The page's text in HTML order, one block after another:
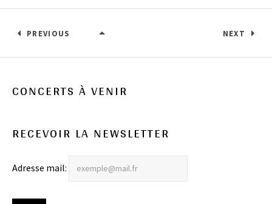
PREVIOUS NEXT
CONCERTS À VENIR
RECEVOIR LA NEWSLETTER
Adresse mail: